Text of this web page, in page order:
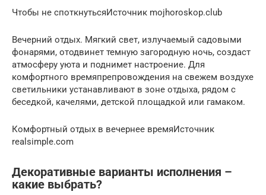
Чтобы не споткнутьсяИсточник mojhoroskop.club
Вечерний отдых. Мягкий свет, излучаемый садовыми
фонарями, отодвинет темную загородную ночь, создаст
атмосферу уюта и поднимет настроение. Для
комфортного времяпрепровождения на свежем воздухе
светильники устанавливают в зоне отдыха, рядом с
беседкой, качелями, детской площадкой или гамаком.
Комфортный отдых в вечернее времяИсточник
realsimple.com
Декоративные варианты исполнения –
какие выбрать?